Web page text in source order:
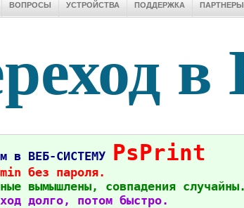
ВОПРОСЫ УСТРОЙСТВА ПОДДЕРЖКА ПАРТНЕРЫ
в
в ВЕБ-СИСТЕМУ PsPrint
без пароля.
вымышлены, совпадения случайны.
долго, потом быстро.